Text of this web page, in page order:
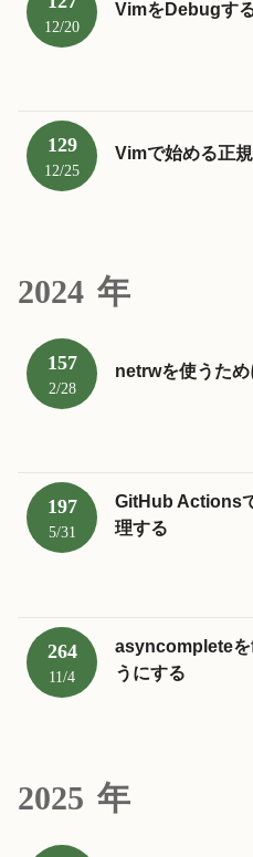
12/20
VimをDebugす
129
12/25
Vimで始める正
2024 年
157
2/28
netrwを使うため
197
5/31
GitHub Actions
理する
264
11/4
asyncomplete
うにする
2025 年